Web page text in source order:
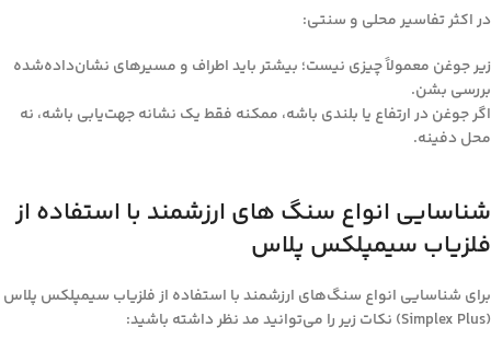
در اکثر تفاسیر محلی و سنتی:
زیر جوغن معمولاً چیزی نیست؛ بیشتر باید اطراف و مسیرهای نشان‌داده‌شده
بررسی بشن.
اگر جوغن در ارتفاع یا بلندی باشه، ممکنه فقط یک نشانه جهت‌یابی باشه، نه
محل دفینه.
شناسایی انواع سنگ های ارزشمند با استفاده از
فلزیاب سیمپلکس پلاس
برای شناسایی انواع سنگ‌های ارزشمند با استفاده از فلزیاب سیمپلکس پلاس
(Simplex Plus) نکات زیر را می‌توانید مد نظر داشته باشید: